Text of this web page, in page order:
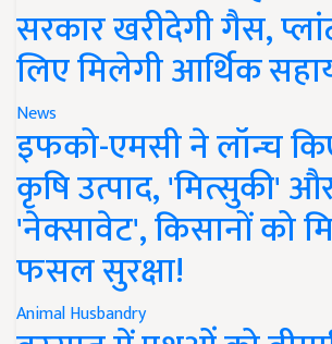
सरकार खरीदेगी गैस,
लिए मिलेगी आर्थिक
News
इफको-एमसी ने लॉन्च
कृषि उत्पाद, 'मित्सुकी'
'नेक्सावेट', किसानों को
फसल सुरक्षा!
Animal Husbandry